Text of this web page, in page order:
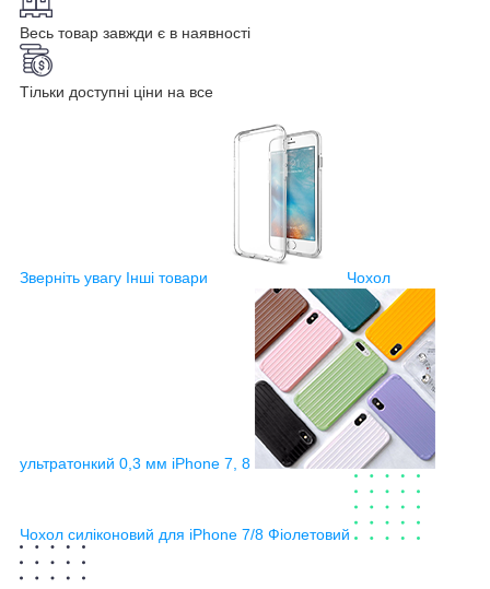
Весь товар завжди є в наявності
Тільки доступні ціни на все
Зверніть увагу Інші товари Чохол
ультратонкий 0,3 мм iPhone 7, 8
Чохол силіконовий для iPhone 7/8 Фіолетовий